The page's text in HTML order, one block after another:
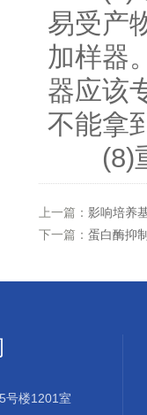
易受产
加样器
器应该
不能拿
(8)重
上一篇： 影响培养
下一篇： 蛋白酶抑
号楼1201室